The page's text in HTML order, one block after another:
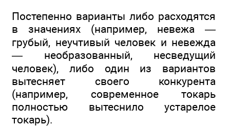
Постепенно варианты либо расходятся
в значениях (например, невежа —
грубый, неучтивый человек и невежда
— необразованный, несведущий
человек), либо один из вариантов
вытесняет своего конкурента
(например, современное токарь
полностью вытеснило устарелое
токарь).